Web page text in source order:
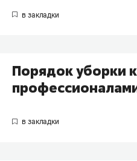
Порядок уборки